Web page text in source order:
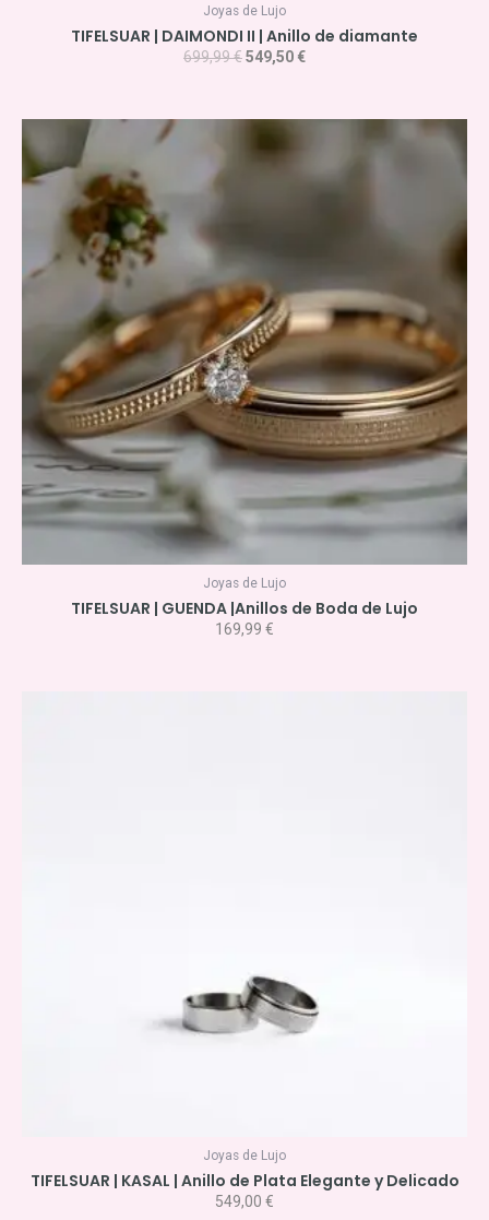
Joyas de Lujo
TIFELSUAR | DAIMONDI II | Anillo de diamante
699,99€549,50 €
Joyas de Lujo
TIFELSUAR | GUENDA |Anillos de Boda de Lujo
169,99 €
Joyas de Lujo
TIFELSUAR | KASAL | Anillo de Plata Elegante y Delicado
549,00 €